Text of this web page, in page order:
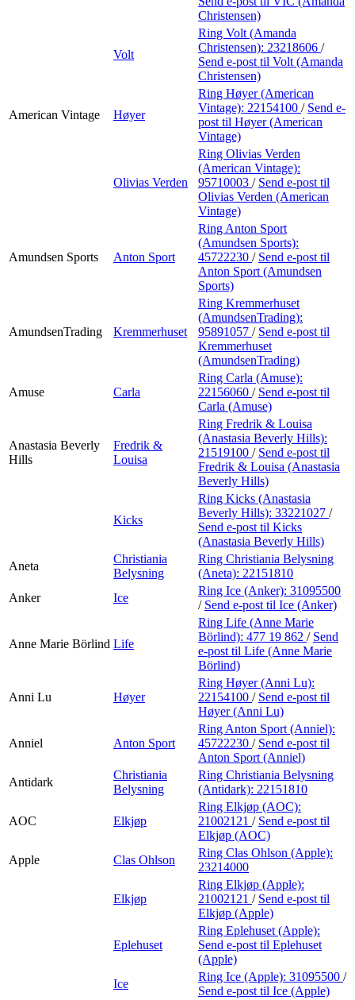
Christensen)
Volt
Ring Volt (Amanda
Christensen): 23218606 /
Send e-post til Volt (Amanda
Christensen)
American Vintage Høyer
Ring Høyer (American
Vintage): 22154100 / Send e-
post til Høyer (American
Vintage)
Olivias Verden
Ring Olivias Verden
(American Vintage):
95710003 / Send e-post til
Olivias Verden (American
Vintage)
Amundsen Sports Anton Sport
Ring Anton Sport
(Amundsen Sports):
45722230 / Send e-post til
Anton Sport (Amundsen
Sports)
AmundsenTrading Kremmerhuset
Ring Kremmerhuset
(AmundsenTrading):
95891057 / Send e-post til
Kremmerhuset
(AmundsenTrading)
Amuse Carla
Ring Carla (Amuse):
22156060 / Send e-post til
Carla (Amuse)
Anastasia Beverly
Hills
Fredrik &
Louisa
Ring Fredrik & Louisa
(Anastasia Beverly Hills):
21519100 / Send e-post til
Fredrik & Louisa (Anastasia
Beverly Hills)
Kicks
Ring Kicks (Anastasia
Beverly Hills): 33221027 /
Send e-post til Kicks
(Anastasia Beverly Hills)
Aneta
Christiania
Belysning
Ring Christiania Belysning
(Aneta): 22151810
Anker
Ice
Ring Ice (Anker): 31095500
/ Send e-post til Ice (Anker)
Anne Marie Börlind Life
Ring Life (Anne Marie
Börlind): 477 19 862 / Send
e-post til Life (Anne Marie
Börlind)
Anni Lu Høyer
Ring Høyer (Anni Lu):
22154100 / Send e-post til
Høyer (Anni Lu)
Anniel Anton Sport
Ring Anton Sport (Anniel):
45722230 / Send e-post til
Anton Sport (Anniel)
Antidark
Christiania
Belysning
Ring Christiania Belysning
(Antidark): 22151810
AOC Elkjøp
Ring Elkjøp (AOC):
21002121 / Send e-post til
Elkjøp (AOC)
Apple
Clas Ohlson
Ring Clas Ohlson (Apple):
23214000
Elkjøp
Ring Elkjøp (Apple):
21002121 / Send e-post til
Elkjøp (Apple)
Eplehuset
Ring Eplehuset (Apple):
Send e-post til Eplehuset
(Apple)
Ice
Ring Ice (Apple): 31095500 /
Send e-post til Ice (Apple)